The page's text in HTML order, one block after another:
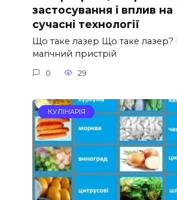
застосування і вплив на
сучасні технології
Що таке лазер Що таке лазер?
магічний пристрій
0 29
КУЛІНАРІЯ